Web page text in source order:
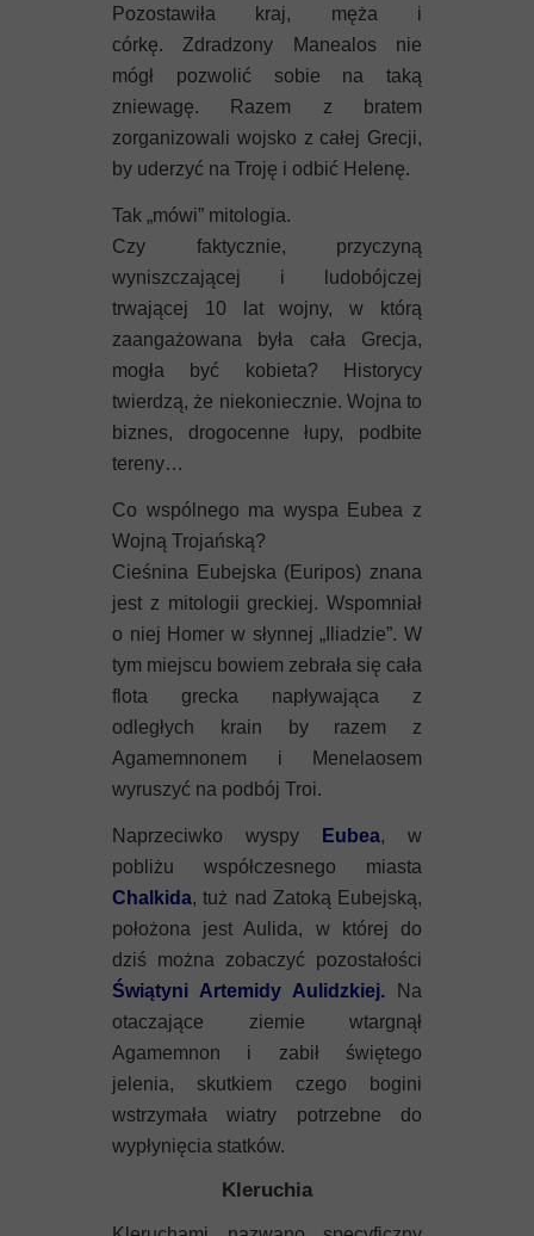
Pozostawiła kraj, męża i
córkę. Zdradzony Manealos nie
mógł pozwolić sobie na taką
zniewagę. Razem z bratem
zorganizowali wojsko z całej Grecji,
by uderzyć na Troję i odbić Helenę.
Tak „mówi” mitologia.
Czy faktycznie, przyczyną
wyniszczającej i ludobójczej
trwającej 10 lat wojny, w którą
zaangażowana była cała Grecja,
mogła być kobieta? Historycy
twierdzą, że niekoniecznie. Wojna to
biznes, drogocenne łupy, podbite
tereny…
Co wspólnego ma wyspa Eubea z
Wojną Trojańską?
Cieśnina Eubejska (Euripos) znana
jest z mitologii greckiej. Wspomniał
o niej Homer w słynnej „Iliadzie”. W
tym miejscu bowiem zebrała się cała
flota grecka napływająca z
odległych krain by razem z
Agamemnonem i Menelaosem
wyruszyć na podbój Troi.
Naprzeciwko wyspy Eubea, w
pobliżu współczesnego miasta
Chalkida, tuż nad Zatoką Eubejską,
położona jest Aulida, w której do
dziś można zobaczyć pozostałości
Świątyni Artemidy Aulidzkiej. Na
otaczające ziemie wtargnął
Agamemnon i zabił świętego
jelenia, skutkiem czego bogini
wstrzymała wiatry potrzebne do
wypłynięcia statków.
Kleruchia